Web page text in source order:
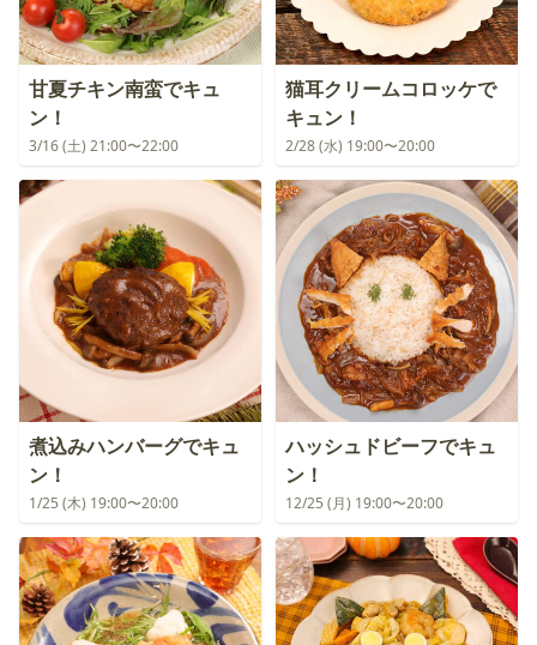
甘夏チキン南蛮でキュ
ン！
3/16 (土) 21:00〜22:00
猫耳クリームコロッケで
キュン！
2/28 (水) 19:00〜20:00
煮込みハンバーグでキュ
ン！
1/25 (木) 19:00〜20:00
ハッシュドビーフでキュ
ン！
12/25 (月) 19:00〜20:00